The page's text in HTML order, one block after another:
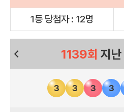
1등 당첨자 : 12명
1139회 지
3 3 3 3